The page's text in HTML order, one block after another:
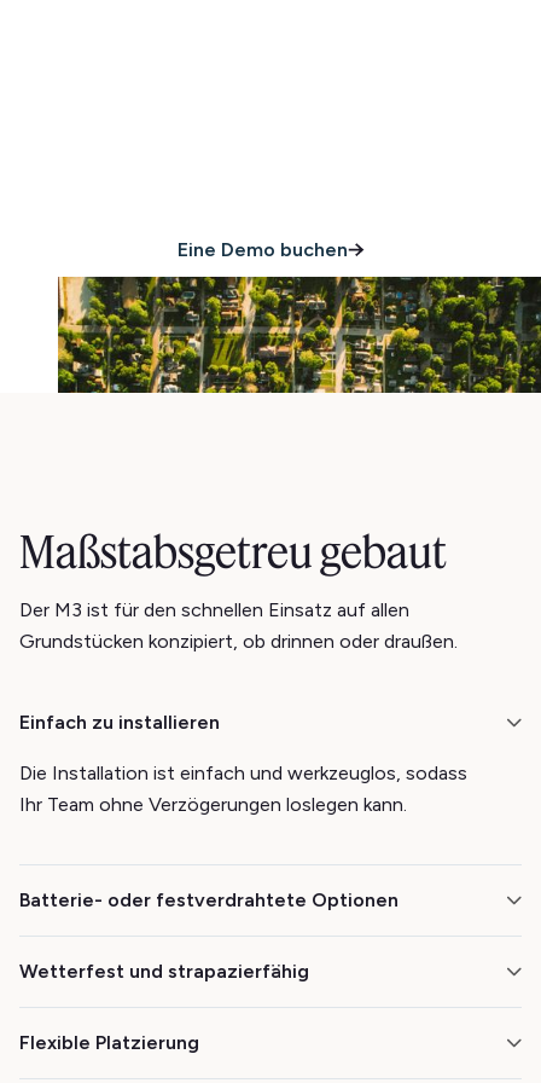
Eine Demo buchen
Maßstabsgetreu gebaut
Der M3 ist für den schnellen Einsatz auf allen
Grundstücken konzipiert, ob drinnen oder draußen.
Einfach zu installieren
Die Installation ist einfach und werkzeuglos, sodass
Ihr Team ohne Verzögerungen loslegen kann.
Batterie- oder festverdrahtete Optionen
ist. Der Akku hält mit einer einzigen Ladung bis zu 12
Monate.
Wetterfest und strapazierfähig
zuverlässig funktioniert, von Wohnräumen bis hin zu
Flexible Platzierung